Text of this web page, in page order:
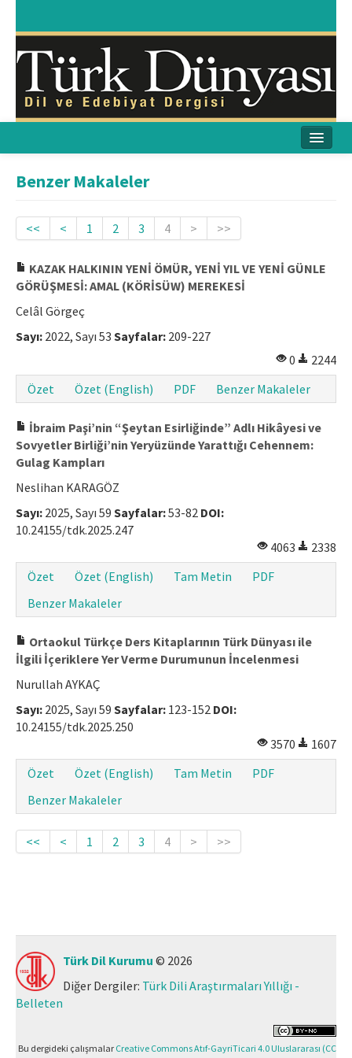
Yayın Kurulu
Yayın İlkeleri
Etik İlkeler
İletişim
Makale Gönder
Benzer Makaleler
<< < 1 2 3 4 > >>
KAZAK HALKININ YENİ ÖMÜR, YENİ YIL VE YENİ GÜNLE
GÖRÜŞMESİ: AMAL (KÖRİSÜW) MEREKESİ
Celâl Görgeç
Sayı: 2022, Sayı 53 Sayfalar: 209-227
0
2244
Özet
Özet (English) PDF Benzer Makaleler
İbraim Paşi’nin “Şeytan Esirliğinde” Adlı Hikâyesi ve
Sovyetler Birliği’nin Yeryüzünde Yarattığı Cehennem:
Gulag Kampları
Neslihan KARAGÖZ
Sayı: 2025, Sayı 59 Sayfalar:53-82 DOI:
10.24155/tdk.2025.247
4063
2338
Özet
Özet (English) Tam Metin
PDF
Benzer Makaleler
Ortaokul Türkçe Ders Kitaplarının Türk Dünyası ile
İlgili İçeriklere Yer Verme Durumunun İncelenmesi
Nurullah AYKAÇ
Sayı: 2025, Sayı 59 Sayfalar: 123-152 DOI:
10.24155/tdk.2025.250
3570
1607
Özet
Özet (English) Tam Metin
PDF
Benzer Makaleler
<< < 1 2 3 4 > >>
Türk Dil Kurumu © 2026
Diğer Dergiler: Türk Dili Araştırmaları Yıllığı -
Belleten
Bu dergideki çalışmalar Creative Commons Atıf-GayriTicari 4.0 Uluslararası (CC